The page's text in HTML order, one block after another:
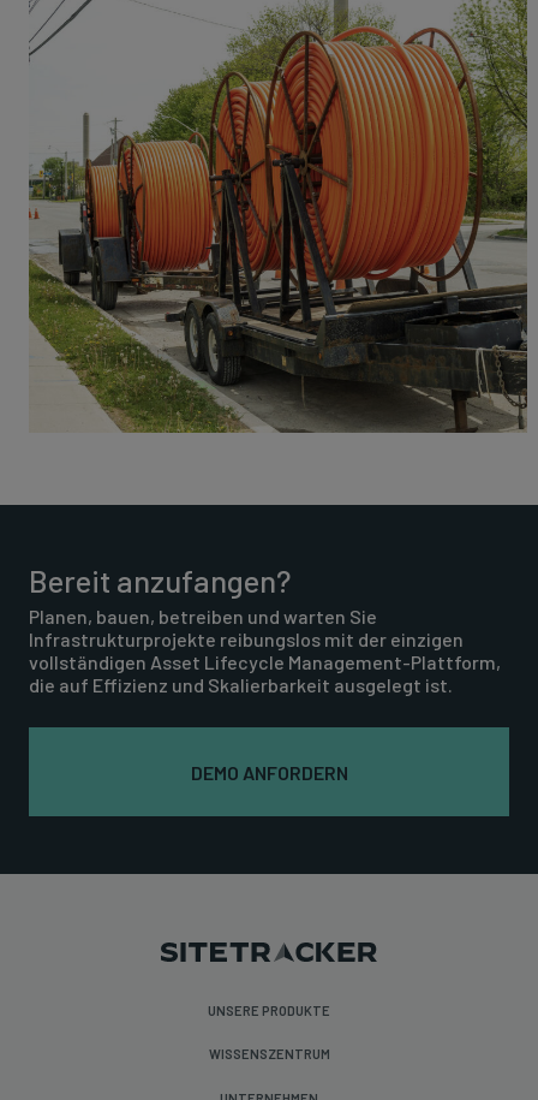
Bereit anzufangen?
Planen, bauen, betreiben und warten Sie
Infrastrukturprojekte reibungslos mit der einzigen
vollständigen Asset Lifecycle Management-Plattform,
die auf Effizienz und Skalierbarkeit ausgelegt ist.
DEMO ANFORDERN
UNSERE PRODUKTE
WISSENSZENTRUM